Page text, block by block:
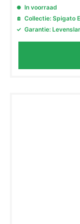
In voorraad
Collectie: Spigato
Garantie: